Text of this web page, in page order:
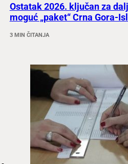
Ostatak 2026. ključan za
moguć „paket“ Crna Gora-
3 MIN ČITANJA